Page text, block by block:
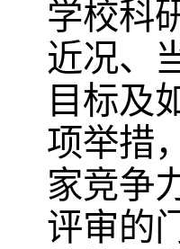
学校科
近况、
目标及
项举措
家竞争
评审的